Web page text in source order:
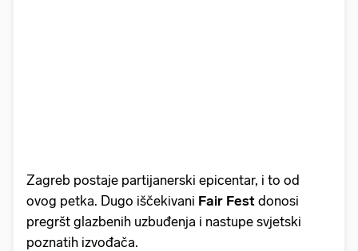
Zagreb postaje partijanerski epicentar, i to od
ovog petka. Dugo iščekivani Fair Fest donosi
pregršt glazbenih uzbuđenja i nastupe svjetski
poznatih izvođača.